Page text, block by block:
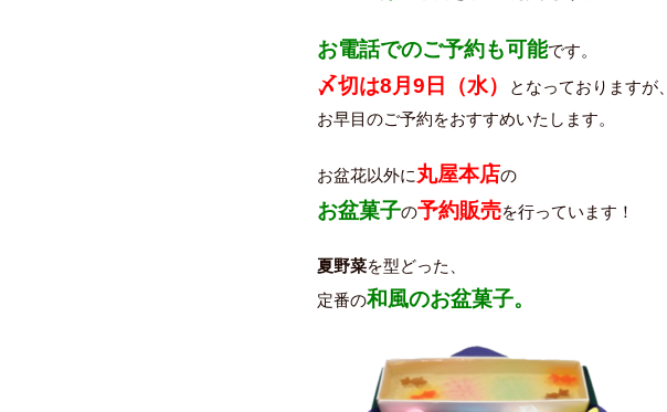
お電話でのご予約も可能です。
〆切は8月9日（水）
となっておりますが、
お早目のご予約をおすすめいたします。
お盆花以外に丸屋本店の
お盆菓子の予約販売を行っています！
夏野菜を型どった、
定番の和風のお盆菓子。